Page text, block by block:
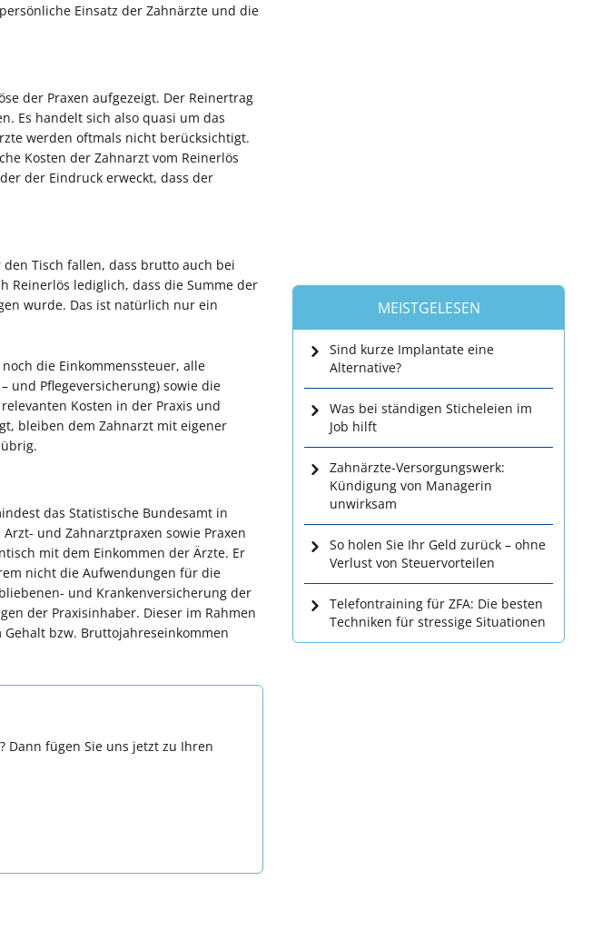
Einsatz der Zahnärzte und die
der Praxen aufgezeigt. Der Reinertrag
Es handelt sich also quasi um das
werden oftmals nicht berücksichtigt.
Kosten der Zahnarzt vom Reinerlös
der Eindruck erweckt, dass der
Tisch fallen, dass brutto auch bei
Reinerlös lediglich, dass die Summe der
wurde. Das ist natürlich nur ein
die Einkommenssteuer, alle
und Pflegeversicherung) sowie die
Kosten in der Praxis und
bleiben dem Zahnarzt mit eigener
das Statistische Bundesamt in
Arzt- und Zahnarzt­praxen sowie Praxen
mit dem Einkommen der Ärzte. Er
nicht die Aufwendungen für die
und Kranken­versicherung der
der Praxis­inhaber. Dieser im Rahmen
Gehalt bzw. Brutto­jahresein­kommen
Dann fügen Sie uns jetzt zu Ihren
MEISTGELESEN
Sind kurze Implantate eine
Alternative?
Was bei ständigen Sticheleien im
Job hilft
Zahnärzte-Versorgungswerk:
Kündigung von Managerin
unwirksam
So holen Sie Ihr Geld zurück – ohne
Verlust von Steuervorteilen
Telefontraining für ZFA: Die besten
Techniken für stressige Situationen